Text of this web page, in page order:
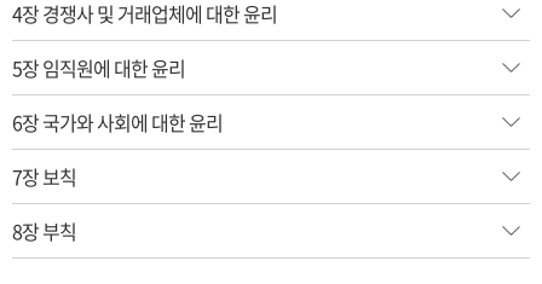
4장 경쟁사 및 거래업체에 대한 윤리
5장 임직원에 대한 윤리
6장 국가와 사회에 대한 윤리
7장 보칙
8장 부칙